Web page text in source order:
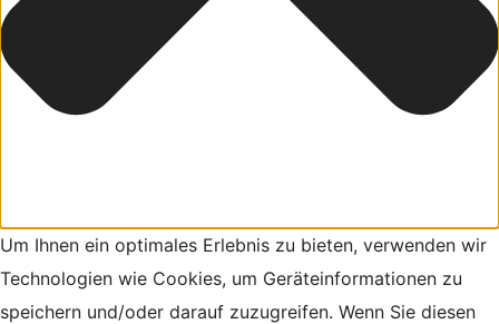
Um Ihnen ein optimales Erlebnis zu bieten, verwenden wir
Technologien wie Cookies, um Geräteinformationen zu
speichern und/oder darauf zuzugreifen. Wenn Sie diesen